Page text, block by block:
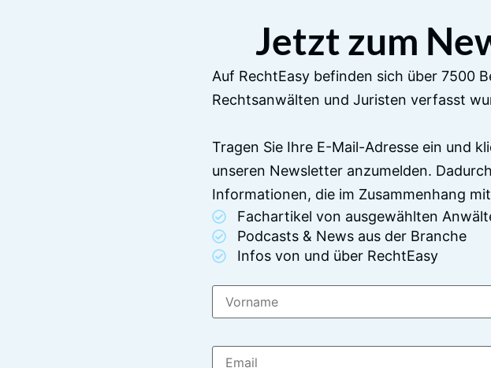
Jetzt zum
Auf RechtEasy befinden sich über 7500
Rechtsanwälten und Juristen verfasst
Tragen Sie Ihre E-Mail-Adresse ein und
unseren Newsletter anzumelden.
Informationen, die im Zusammenhang
Fachartikel von ausgewählten
Podcasts & News aus der Branche
Infos von und über RechtEasy